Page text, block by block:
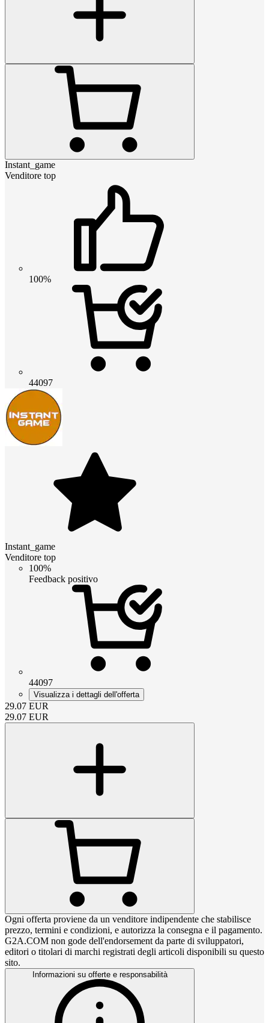
Instant_game
Venditore top
100%
44097
Instant_game
Venditore top
100%
Feedback positivo
44097
Visualizza i dettagli dell'offerta
29.07 EUR
29.07 EUR
Ogni offerta proviene da un venditore indipendente che stabilisce
prezzo, termini e condizioni, e autorizza la consegna e il pagamento.
G2A.COM non gode dell'endorsement da parte di sviluppatori,
editori o titolari di marchi registrati degli articoli disponibili su questo
sito.
Informazioni su offerte e responsabilità